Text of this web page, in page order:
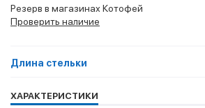
Резерв в магазинах Котофей
Проверить наличие
Длина стельки
ХАРАКТЕРИСТИКИ